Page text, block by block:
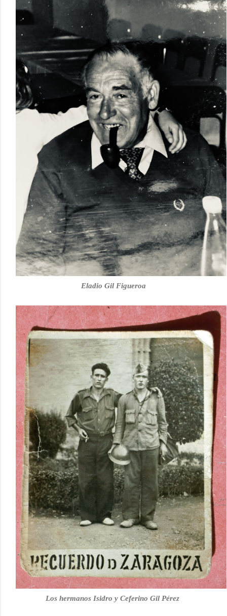
Eladio Gil Figueroa
Los hermanos Isidro y Ceferino Gil Pérez